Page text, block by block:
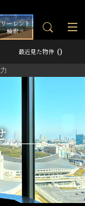
ーレント
検索
最近見た物件 0